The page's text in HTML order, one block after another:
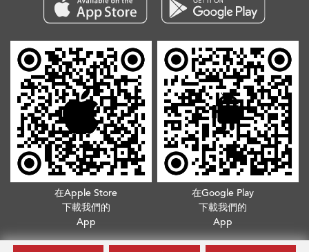
在Apple Store
下載我們的
App
在Google Play
下載我們的
App
版權所有©2026. 不得轉載服務條款. 隱私政策